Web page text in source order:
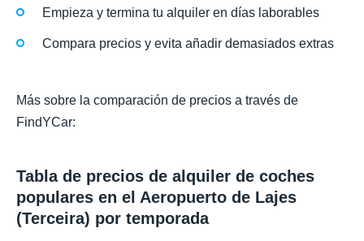
Empieza y termina tu alquiler en días laborables
Compara precios y evita añadir demasiados extras
Más sobre la comparación de precios a través de
FindYCar:
Tabla de precios de alquiler de coches
populares en el Aeropuerto de Lajes
(Terceira) por temporada